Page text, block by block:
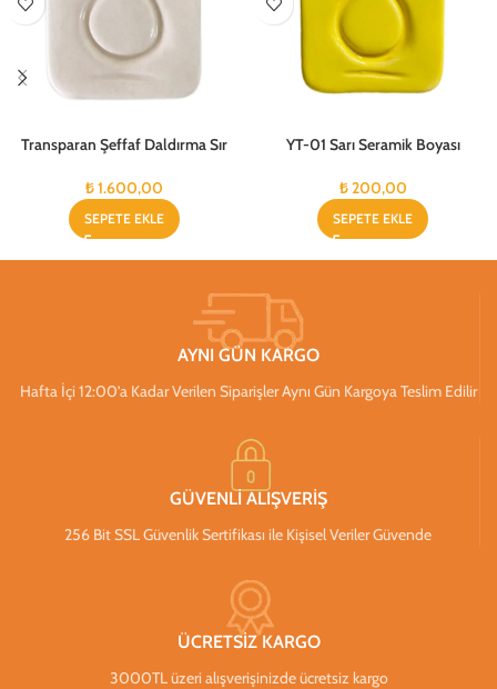
Transparan Şeffaf Daldırma Sır
₺1.600,00
SEPETE EKLE
YT-01 Sarı Seramik Boyası
₺200,00
SEPETE EKLE
AYNI GÜN KARGO
Hafta İçi 12:00’a Kadar Verilen Siparişler Aynı Gün Kargoya Teslim Edilir
GÜVENLİ ALIŞVERİŞ
256 Bit SSL Güvenlik Sertifikası ile Kişisel Veriler Güvende
ÜCRETSİZ KARGO
3000TL üzeri alışverişinizde ücretsiz kargo